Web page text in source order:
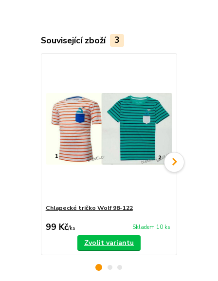
Související zboží 3
Chlapecké tričko Wolf 98-122
99 Kč/ks Skladem 10 ks
Zvolit variantu